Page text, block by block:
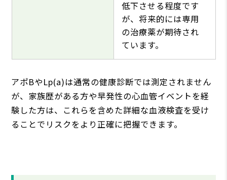
低下させる程度です
が、将来的には専用
の治療薬が期待され
ています。
アポBやLp(a)は通常の健康診断では測定されません
が、家族歴がある方や早発性の心血管イベントを経
験した方は、これらを含めた詳細な血液検査を受け
ることでリスクをより正確に把握できます。